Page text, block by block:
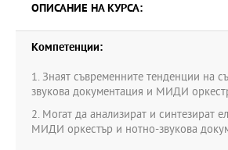
ОПИСАНИЕ НА КУРСА:
Компетенции:
1. Знаят съвременните тенденции на
звукова документация и МИДИ
2. Могат да анализират и синтезират
МИДИ оркестър и нотно-звукова